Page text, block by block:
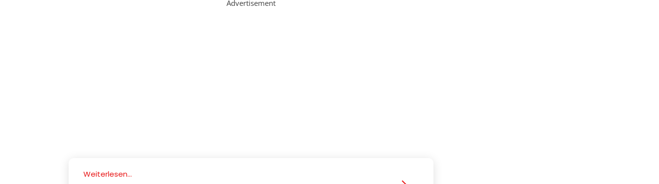
Advertisement
Weiterlesen...